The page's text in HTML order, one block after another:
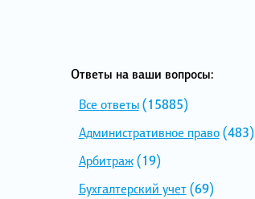
Ответы на ваши вопросы:
Все ответы(15885)
Административное право(483)
Арбитраж(19)
Бухгалтерский учет(69)